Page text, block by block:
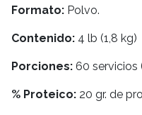
Formato: Polvo.
Contenido: 4 lb (1,8 kg)
Porciones: 60 servicios
% Proteico: 20 gr. de